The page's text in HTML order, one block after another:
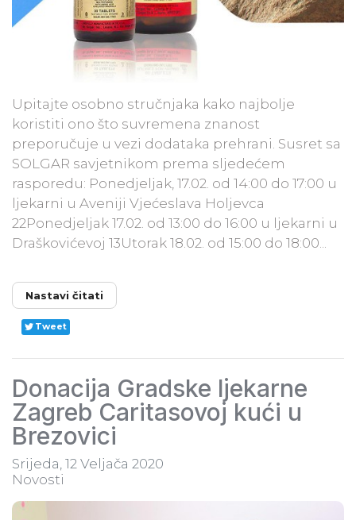
​Upitajte osobno stručnjaka kako najbolje
koristiti ono što suvremena znanost
preporučuje u vezi dodataka prehrani. Susret sa
SOLGAR savjetnikom prema sljedećem
rasporedu: Ponedjeljak, 17.02. od 14:00 do 17:00 u
ljekarni u Aveniji Vjećeslava Holjevca
22Ponedjeljak 17.02. od 13:00 do 16:00 u ljekarni u
Draškovićevoj 13Utorak 18.02. od 15:00 do 18:00...
Nastavi čitati
Tweet
Donacija Gradske ljekarne
Zagreb Caritasovoj kući u
Brezovici
Srijeda, 12 Veljača 2020
Novosti